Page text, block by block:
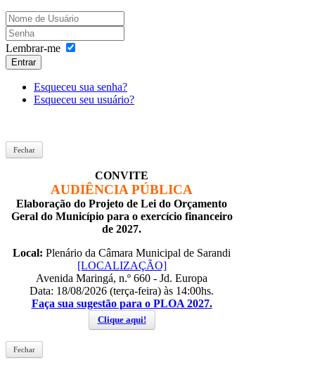
Lembrar-me
Entrar
Esqueceu sua senha?
Esqueceu seu usuário?
Fechar
CONVITE
AUDIÊNCIA PÚBLICA
Elaboração do Projeto de Lei do Orçamento
Geral do Município para o exercício financeiro
de 2027.
Local: Plenário da Câmara Municipal de Sarandi
[LOCALIZAÇÃO]
Avenida Maringá, n.º 660 - Jd. Europa
Data: 18/08/2026 (terça-feira) às 14:00hs.
Faça sua sugestão para o PLOA 2027.
Clique aqui!
Fechar